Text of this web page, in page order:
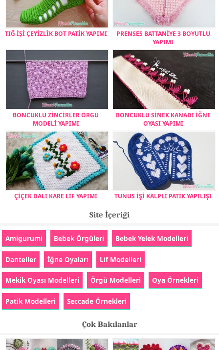
TIĞ İŞİ ÇEYİZLİK BOT PATİK YAPIMI
PRENSES BATTANİYE 3 BOYUTLU
YAPIMI
BONCUKLU ZİNCİRLER ÖRGÜ
MODELİ YAPIMI
BONCUKLU SİNEK KANADI İĞNE
OYASI YAPIMI
ÇİÇEK DALI KARE LİF YAPIMI TUNUS İŞİ KALPLİ PATİK YAPILIŞI
Site İçeriği
Amigurumi Bebek Örgüleri Bebek Yelek Modelleri
Danteller İğne Oyaları Lif Modelleri
Mekik Oyası Modelleri Örgü Modelleri Oya Örnekleri
Patik Modelleri Seccade Örnekleri
Çok Bakılanlar